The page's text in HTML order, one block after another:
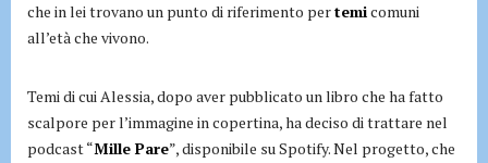
che in lei trovano un punto di riferimento pertemicomuni
all’età che vivono.
Temi di cui Alessia, dopo aver pubblicato un libro che ha fatto
scalpore per l’immagine in copertina, ha deciso di trattare nel
podcast “Mille Pare”, disponibile su Spotify. Nel progetto, che